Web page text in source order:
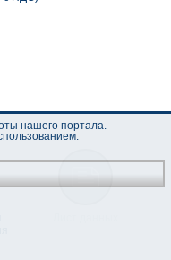
нашего портала.